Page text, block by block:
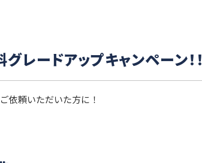
ードアップキャンペーン！！
依頼いただいた方に！